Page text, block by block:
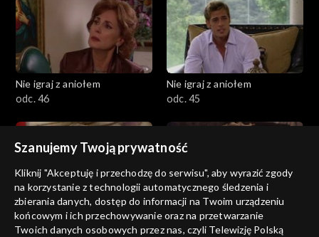
Nie igraj z aniołem
odc. 46
Nie igraj z aniołem
odc. 45
Nie igraj z aniołem
odc. 44
Nie igraj z aniołem
odc. 43
Szanujemy Twoją prywatność
Kliknij "Akceptuję i przechodzę do serwisu", aby wyrazić zgody
na korzystanie z technologii automatycznego śledzenia i
zbierania danych, dostęp do informacji na Twoim urządzeniu
końcowym i ich przechowywanie oraz na przetwarzanie
Twoich danych osobowych przez nas, czyli Telewizję Polską